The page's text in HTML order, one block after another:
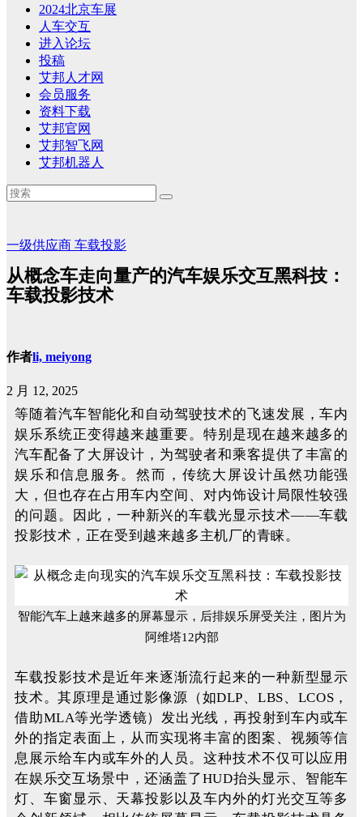
2024北京车展
人车交互
进入论坛
投稿
艾邦人才网
会员服务
资料下载
艾邦官网
艾邦智飞网
艾邦机器人
一级供应商 车载投影
从概念车走向量产的汽车娱乐交互黑科技：
车载投影技术
作者li, meiyong
2 月 12, 2025
等随着汽车智能化和自动驾驶技术的飞速发展，车内
娱乐系统正变得越来越重要。特别是现在越来越多的
汽车配备了大屏设计，为驾驶者和乘客提供了丰富的
娱乐和信息服务。然而，传统大屏设计虽然功能强
大，但也存在占用车内空间、对内饰设计局限性较强
的问题。因此，一种新兴的车载光显示技术——车载
投影技术，正在受到越来越多主机厂的青睐。
智能汽车上越来越多的屏幕显示，后排娱乐屏受关注，图片为
阿维塔12内部
车载投影技术是近年来逐渐流行起来的一种新型显示
技术。其原理是通过影像源（如DLP、LBS、LCOS，
借助MLA等光学透镜）发出光线，再投射到车内或车
外的指定表面上，从而实现将丰富的图案、视频等信
息展示给车内或车外的人员。这种技术不仅可以应用
在娱乐交互场景中，还涵盖了HUD抬头显示、智能车
灯、车窗显示、天幕投影以及车内外的灯光交互等多